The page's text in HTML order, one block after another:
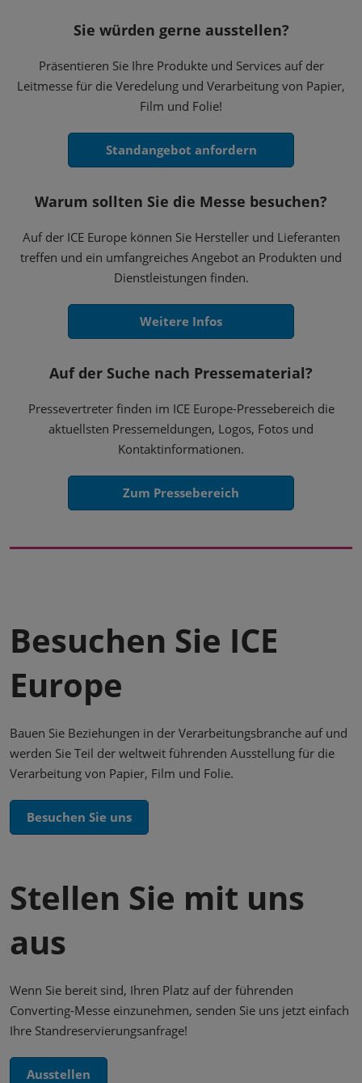
Sie würden gerne ausstellen?
Präsentieren Sie Ihre Produkte und Services auf der
Leitmesse für die Veredelung und Verarbeitung von Papier,
Film und Folie!
Standangebot anfordern
Warum sollten Sie die Messe besuchen?
Auf der ICE Europe können Sie Hersteller und Lieferanten
treffen und ein umfangreiches Angebot an Produkten und
Dienstleistungen finden.
Weitere Infos
Auf der Suche nach Pressematerial?
Pressevertreter finden im ICE Europe-Pressebereich die
aktuellsten Pressemeldungen, Logos, Fotos und
Kontaktinformationen.
Zum Pressebereich
Besuchen Sie ICE
Europe
Bauen Sie Beziehungen in der Verarbeitungsbranche auf und
werden Sie Teil der weltweit führenden Ausstellung für die
Verarbeitung von Papier, Film und Folie.
Besuchen Sie uns
Stellen Sie mit uns
aus
Wenn Sie bereit sind, Ihren Platz auf der führenden
Converting-Messe einzunehmen, senden Sie uns jetzt einfach
Ihre Standreservierungsanfrage!
Ausstellen